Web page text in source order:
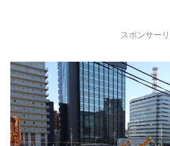
スポンサー